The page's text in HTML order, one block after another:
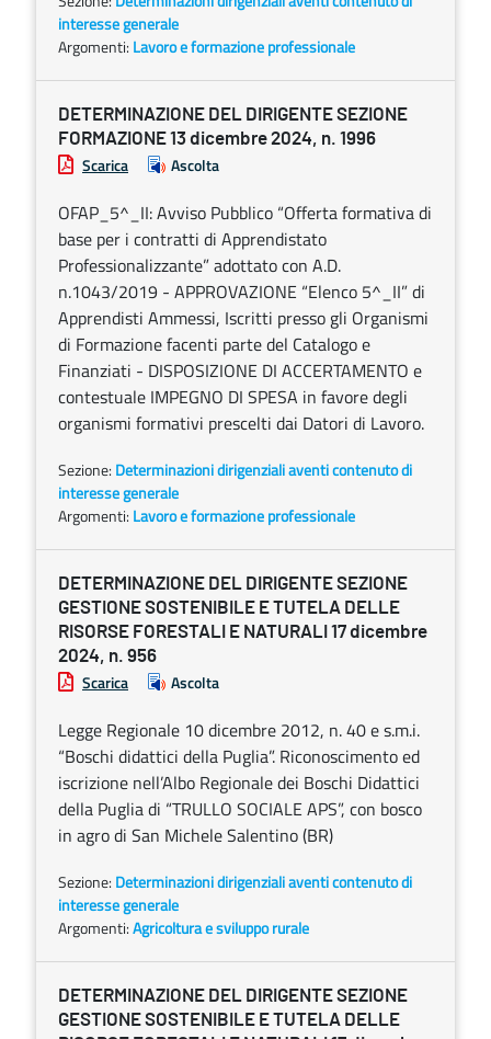
interesse generale
Argomenti: Lavoro e formazione professionale
DETERMINAZIONE DEL DIRIGENTE SEZIONE
FORMAZIONE 13 dicembre 2024, n. 1996
Scarica Ascolta
OFAP_5^_II: Avviso Pubblico “Offerta formativa di
base per i contratti di Apprendistato
Professionalizzante” adottato con A.D.
n.1043/2019 - APPROVAZIONE “Elenco 5^_II” di
Apprendisti Ammessi, Iscritti presso gli Organismi
di Formazione facenti parte del Catalogo e
Finanziati - DISPOSIZIONE DI ACCERTAMENTO e
contestuale IMPEGNO DI SPESA in favore degli
organismi formativi prescelti dai Datori di Lavoro.
Sezione: Determinazioni dirigenziali aventi contenuto di
interesse generale
Argomenti: Lavoro e formazione professionale
DETERMINAZIONE DEL DIRIGENTE SEZIONE
GESTIONE SOSTENIBILE E TUTELA DELLE
RISORSE FORESTALI E NATURALI 17 dicembre
2024, n. 956
Scarica Ascolta
Legge Regionale 10 dicembre 2012, n. 40 e s.m.i.
“Boschi didattici della Puglia”. Riconoscimento ed
iscrizione nell’Albo Regionale dei Boschi Didattici
della Puglia di “TRULLO SOCIALE APS”, con bosco
in agro di San Michele Salentino (BR)
Sezione: Determinazioni dirigenziali aventi contenuto di
interesse generale
Argomenti:Agricoltura e sviluppo rurale
DETERMINAZIONE DEL DIRIGENTE SEZIONE
GESTIONE SOSTENIBILE E TUTELA DELLE